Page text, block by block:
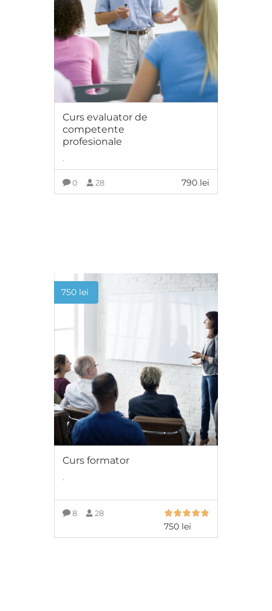
Curs evaluator de
competente
profesionale
0 28 790 lei
750 lei
Curs formator
8 28
750 lei